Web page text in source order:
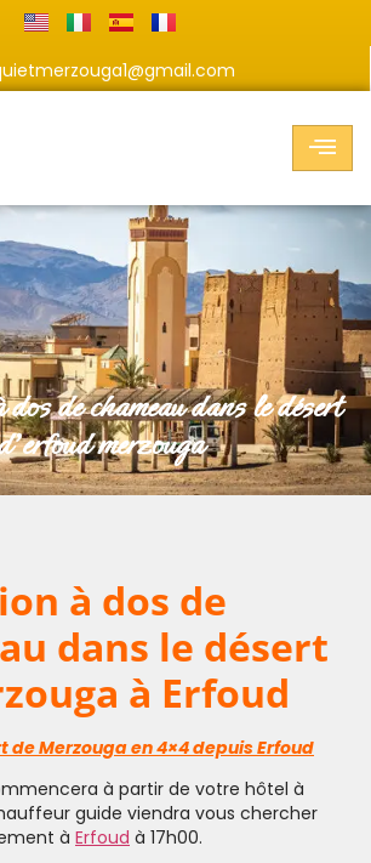
merzouga
à dos de
dans le désert
à Erfoud
de Merzouga en 4×4 depuis Erfoud
guide viendra vous chercher
à Erfoud à 17h00.